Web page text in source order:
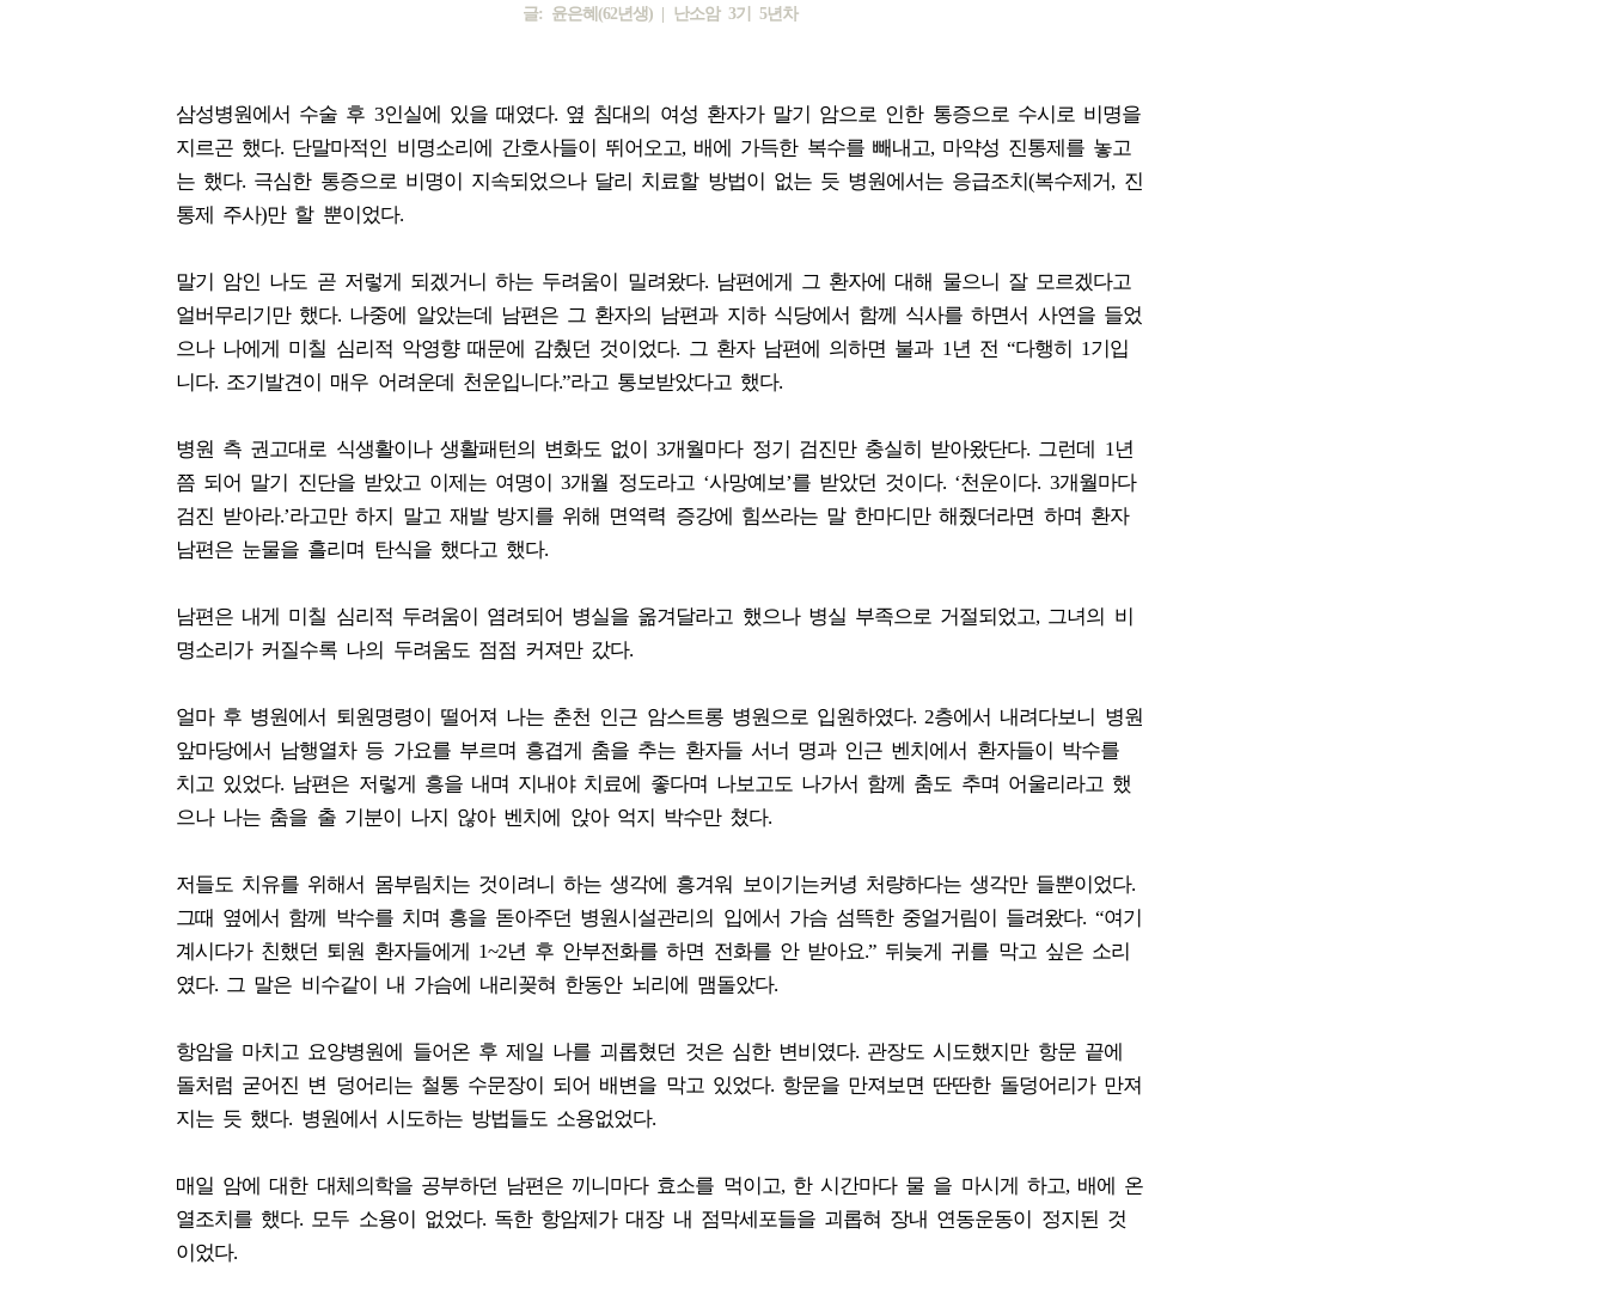
글: 윤은혜(62년생) | 난소암 3기 5년차
삼성병원에서 수술 후 3인실에 있을 때였다. 옆 침대의 여성 환자가 말기 암으로 인한 통증으로 수시로 비명을
지르곤 했다. 단말마적인 비명소리에 간호사들이 뛰어오고, 배에 가득한 복수를 빼내고, 마약성 진통제를 놓고
는 했다. 극심한 통증으로 비명이 지속되었으나 달리 치료할 방법이 없는 듯 병원에서는 응급조치(복수제거, 진
통제 주사)만 할 뿐이었다.
말기 암인 나도 곧 저렇게 되겠거니 하는 두려움이 밀려왔다. 남편에게 그 환자에 대해 물으니 잘 모르겠다고
얼버무리기만 했다. 나중에 알았는데 남편은 그 환자의 남편과 지하 식당에서 함께 식사를 하면서 사연을 들었
으나 나에게 미칠 심리적 악영향 때문에 감췄던 것이었다. 그 환자 남편에 의하면 불과 1년 전 “다행히 1기입
니다. 조기발견이 매우 어려운데 천운입니다.”라고 통보받았다고 했다.
병원 측 권고대로 식생활이나 생활패턴의 변화도 없이 3개월마다 정기 검진만 충실히 받아왔단다. 그런데 1년
쯤 되어 말기 진단을 받았고 이제는 여명이 3개월 정도라고 ‘사망예보’를 받았던 것이다. ‘천운이다. 3개월마다
검진 받아라.’라고만 하지 말고 재발 방지를 위해 면역력 증강에 힘쓰라는 말 한마디만 해줬더라면 하며 환자
남편은 눈물을 흘리며 탄식을 했다고 했다.
남편은 내게 미칠 심리적 두려움이 염려되어 병실을 옮겨달라고 했으나 병실 부족으로 거절되었고, 그녀의 비
명소리가 커질수록 나의 두려움도 점점 커져만 갔다.
얼마 후 병원에서 퇴원명령이 떨어져 나는 춘천 인근 암스트롱 병원으로 입원하였다. 2층에서 내려다보니 병원
앞마당에서 남행열차 등 가요를 부르며 흥겹게 춤을 추는 환자들 서너 명과 인근 벤치에서 환자들이 박수를
치고 있었다. 남편은 저렇게 흥을 내며 지내야 치료에 좋다며 나보고도 나가서 함께 춤도 추며 어울리라고 했
으나 나는 춤을 출 기분이 나지 않아 벤치에 앉아 억지 박수만 쳤다.
저들도 치유를 위해서 몸부림치는 것이려니 하는 생각에 흥겨워 보이기는커녕 처량하다는 생각만 들뿐이었다.
그때 옆에서 함께 박수를 치며 흥을 돋아주던 병원시설관리의 입에서 가슴 섬뜩한 중얼거림이 들려왔다. “여기
계시다가 친했던 퇴원 환자들에게 1~2년 후 안부전화를 하면 전화를 안 받아요.” 뒤늦게 귀를 막고 싶은 소리
였다. 그 말은 비수같이 내 가슴에 내리꽂혀 한동안 뇌리에 맴돌았다.
항암을 마치고 요양병원에 들어온 후 제일 나를 괴롭혔던 것은 심한 변비였다. 관장도 시도했지만 항문 끝에
돌처럼 굳어진 변 덩어리는 철통 수문장이 되어 배변을 막고 있었다. 항문을 만져보면 딴딴한 돌덩어리가 만져
지는 듯 했다. 병원에서 시도하는 방법들도 소용없었다.
매일 암에 대한 대체의학을 공부하던 남편은 끼니마다 효소를 먹이고, 한 시간마다 물 을 마시게 하고, 배에 온
열조치를 했다. 모두 소용이 없었다. 독한 항암제가 대장 내 점막세포들을 괴롭혀 장내 연동운동이 정지된 것
이었다.